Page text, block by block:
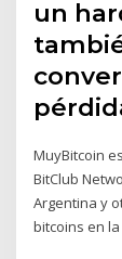
un
MuyBitcoin
BitClub
Argentina y
bitcoins en